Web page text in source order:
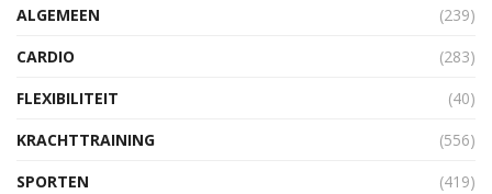
ALGEMEEN
(239)
CARDIO
(283)
FLEXIBILITEIT
(40)
KRACHTTRAINING
(556)
SPORTEN
(419)